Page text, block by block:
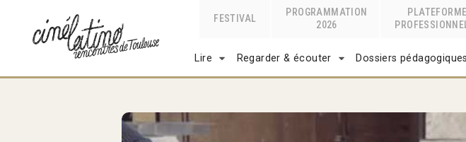
FESTIVAL
PROGRAMMATION
2026
PLATEFORME
Lire Regarder & écouter Dossiers pédagogiques